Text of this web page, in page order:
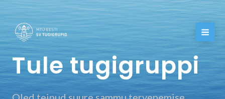
content
Tule tugigruppi